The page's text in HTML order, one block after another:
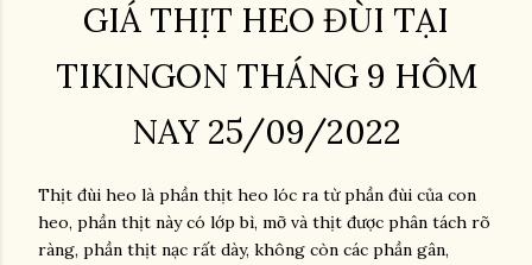
GIÁ THỊT HEO ĐÙI TẠI
TIKINGON THÁNG 9 HÔM
NAY 25/09/2022
Thịt đùi heo là phần thịt heo lóc ra từ phần đùi của con
heo, phần thịt này có lớp bì, mỡ và thịt được phân tách rõ
ràng, phần thịt nạc rất dày, không còn các phần gân,